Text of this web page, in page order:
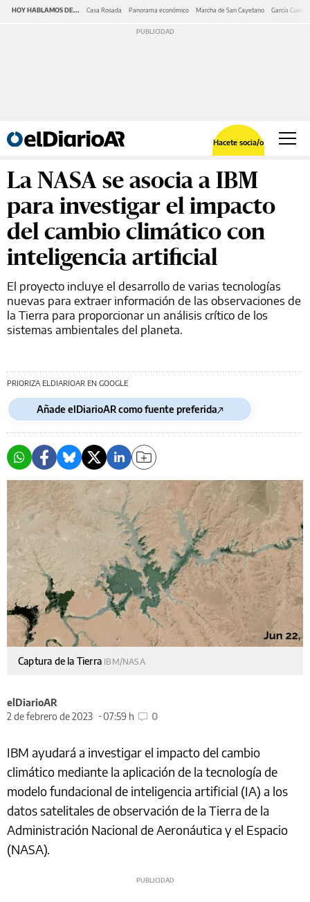
HOY HABLAMOS DE... Casa Rosada Panorama económico Marcha de San Cayetano García Cuerva
Hacete socia/o
La NASA se asocia a IBM
para investigar el impacto
del cambio climático con
inteligencia artificial
El proyecto incluye el desarrollo de varias tecnologías
nuevas para extraer información de las observaciones de
la Tierra para proporcionar un análisis crítico de los
sistemas ambientales del planeta.
PRIORIZA ELDIARIOAR EN GOOGLE
Añade elDiarioAR como fuente preferida
Captura de la Tierra IBM/NASA
elDiarioAR
2 de febrero de 2023
07:59 h 0
IBM ayudará a investigar el impacto del cambio
climático mediante la aplicación de la tecnología de
modelo fundacional de inteligencia artificial (IA) a los
datos satelitales de observación de la Tierra de la
Administración Nacional de Aeronáutica y el Espacio
(NASA).